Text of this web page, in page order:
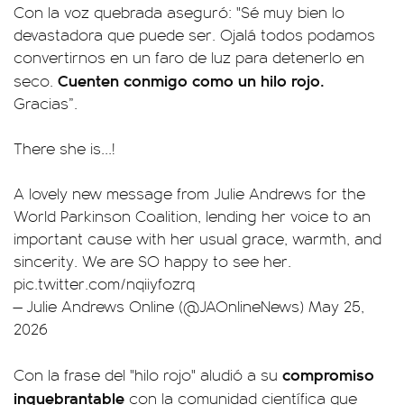
Con la voz quebrada aseguró: "Sé muy bien lo
devastadora que puede ser. Ojalá todos podamos
convertirnos en un faro de luz para detenerlo en
seco. Cuenten conmigo como un hilo rojo.
Gracias”.
There she is...!
A lovely new message from Julie Andrews for the
World Parkinson Coalition, lending her voice to an
important cause with her usual grace, warmth, and
sincerity. We are SO happy to see her.
pic.twitter.com/nqiiyfozrq
— Julie Andrews Online (@JAOnlineNews) May 25,
2026
Con la frase del "hilo rojo" aludió a su compromiso
inquebrantable con la comunidad científica que